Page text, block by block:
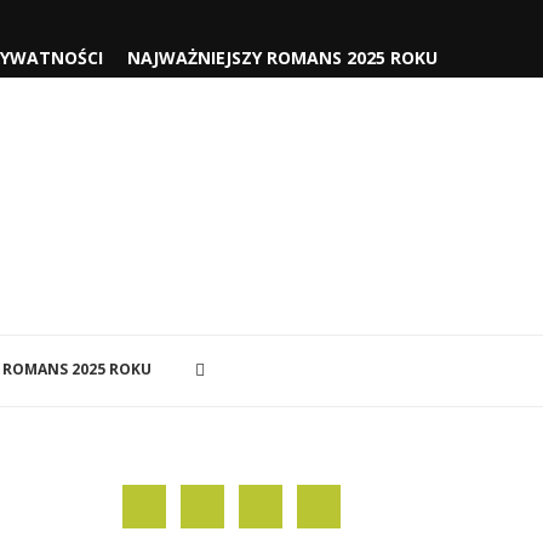
NAJWAŻNIEJSZY ROMANS 2025 ROKU
2025 ROKU